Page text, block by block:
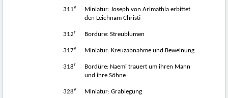
311v
Miniatur: Joseph von Arimathia erbittet
den Leichnam Christi
312r Bordüre: Streublumen
317v Miniatur: Kreuzabnahme und Beweinung
318r
Bordüre: Naemi trauert um ihren Mann
und ihre Söhne
328v Miniatur: Grablegung